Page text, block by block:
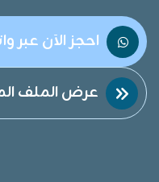
احجز الآن عبر
عرض الملف